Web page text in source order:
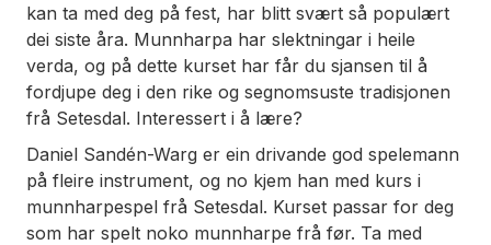
kan ta med deg på fest, har blitt svært så populært
dei siste åra. Munnharpa har slektningar i heile
verda, og på dette kurset har får du sjansen til å
fordjupe deg i den rike og segnomsuste tradisjonen
frå Setesdal. Interessert i å lære?
Daniel Sandén-Warg er ein drivande god spelemann
på fleire instrument, og no kjem han med kurs i
munnharpespel frå Setesdal. Kurset passar for deg
som har spelt noko munnharpe frå før. Ta med